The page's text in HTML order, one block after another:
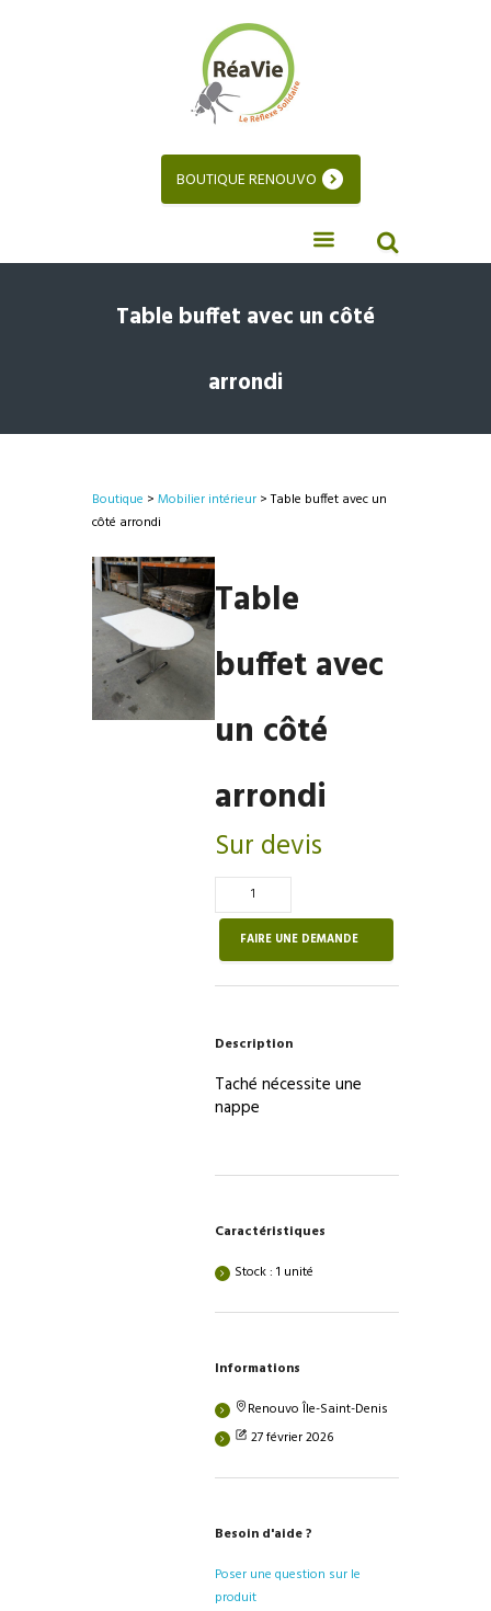
BOUTIQUE RENOUVO
Table buffet avec un côté
arrondi
Boutique > Mobilier intérieur > Table buffet avec un
côté arrondi
Table
buffet avec
un côté
arrondi
Sur devis
Quantité
de
Table
buffet
arrondi
FAIRE UNE DEMANDE
Description
Taché nécessite une
nappe
Caractéristiques
Stock : 1 unité
Informations
Renouvo Île-Saint-Denis
27 février 2026
Besoin d'aide ?
Poser une question sur le
produit